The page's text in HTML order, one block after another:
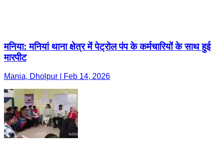
मनिया: मनियां थाना क्षेत्र में पेट्रोल पंप के कर्मचारियों के साथ हुई
मारपीट
Mania, Dholpur | Feb 14, 2026